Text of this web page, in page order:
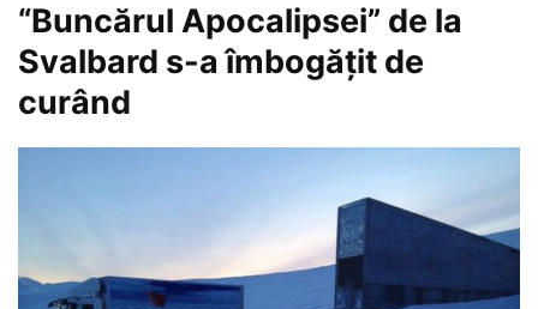
“Buncărul Apocalipsei” de la
Svalbard s-a îmbogăţit de
curând